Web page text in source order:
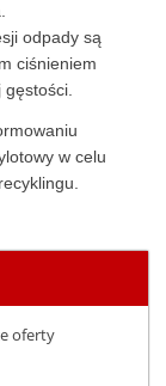
odpady są
ciśnieniem
w celu
oferty